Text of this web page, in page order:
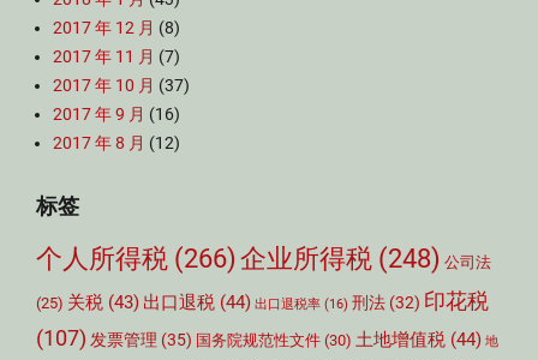
2017 年 12 月 (8)
2017 年 11 月 (7)
2017 年 10 月 (37)
2017 年 9 月 (16)
2017 年 8 月 (12)
标签
个人所得税 (266) 企业所得税 (248) 公司法
(25) 关税 (43) 出口退税 (44) 出口退税率 (16) 刑法 (32) 印花税
(107) 发票管理 (35) 国务院规范性文件 (30) 土地增值税 (44) 地